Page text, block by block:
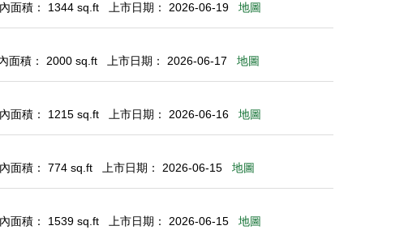
面積： 1344 sq.ft 上市日期： 2026-06-19 地圖
面積： 2000 sq.ft 上市日期： 2026-06-17 地圖
面積： 1215 sq.ft 上市日期： 2026-06-16 地圖
面積： 774 sq.ft 上市日期： 2026-06-15 地圖
面積： 1539 sq.ft 上市日期： 2026-06-15 地圖